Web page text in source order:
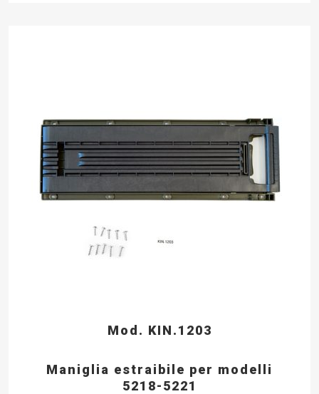
Mod. KIN.1203
Maniglia estraibile per modelli
5218-5221